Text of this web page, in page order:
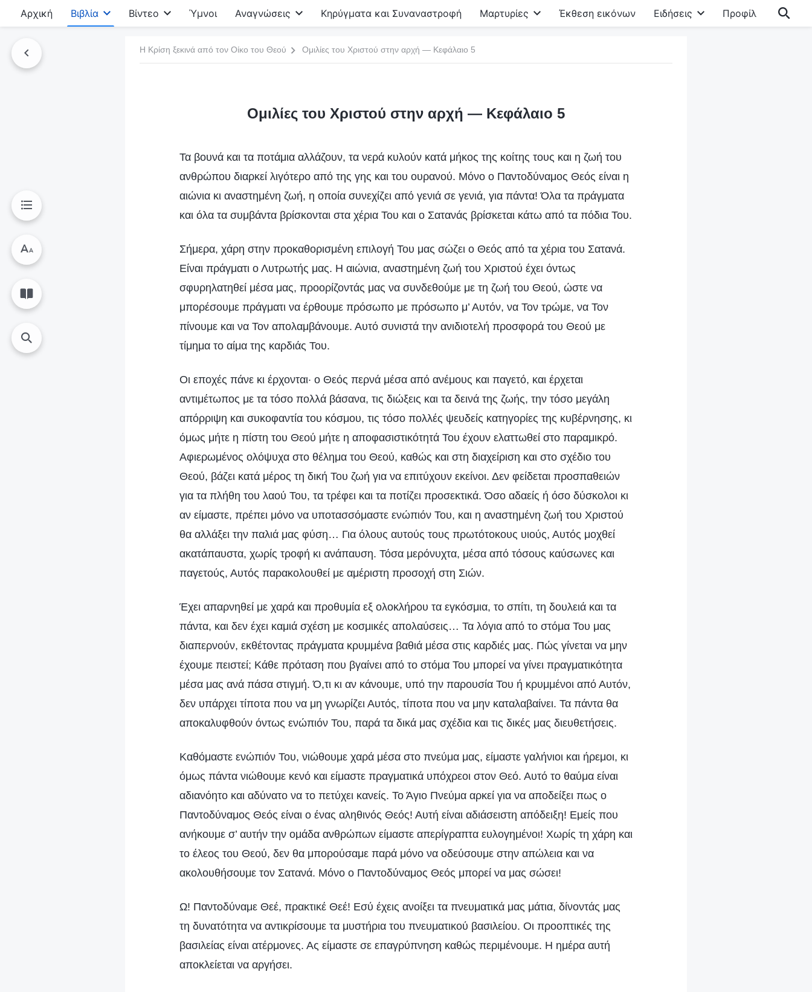
Αρχική Βιβλία Βίντεο Ύμνοι Αναγνώσεις Κηρύγματα και Συναναστροφή Μαρτυρίες Έκθεση εικόνων Ειδήσεις Προφίλ
Η Κρίση ξεκινά από τον Οίκο του Θεού Ομιλίες του Χριστού στην αρχή — Κεφάλαιο 5
Ομιλίες του Χριστού στην αρχή — Κεφάλαιο 5
Τα βουνά και τα ποτάμια αλλάζουν, τα νερά κυλούν κατά μήκος της κοίτης τους και η ζωή του
ανθρώπου διαρκεί λιγότερο από της γης και του ουρανού. Μόνο ο Παντοδύναμος Θεός είναι η
αιώνια κι αναστημένη ζωή, η οποία συνεχίζει από γενιά σε γενιά, για πάντα! Όλα τα πράγματα
και όλα τα συμβάντα βρίσκονται στα χέρια Του και ο Σατανάς βρίσκεται κάτω από τα πόδια Του.
Σήμερα, χάρη στην προκαθορισμένη επιλογή Του μας σώζει ο Θεός από τα χέρια του Σατανά.
Είναι πράγματι ο Λυτρωτής μας. Η αιώνια, αναστημένη ζωή του Χριστού έχει όντως
σφυρηλατηθεί μέσα μας, προορίζοντάς μας να συνδεθούμε με τη ζωή του Θεού, ώστε να
μπορέσουμε πράγματι να έρθουμε πρόσωπο με πρόσωπο μ’ Αυτόν, να Τον τρώμε, να Τον
πίνουμε και να Τον απολαμβάνουμε. Αυτό συνιστά την ανιδιοτελή προσφορά του Θεού με
τίμημα το αίμα της καρδιάς Του.
Οι εποχές πάνε κι έρχονται· ο Θεός περνά μέσα από ανέμους και παγετό, και έρχεται
αντιμέτωπος με τα τόσο πολλά βάσανα, τις διώξεις και τα δεινά της ζωής, την τόσο μεγάλη
απόρριψη και συκοφαντία του κόσμου, τις τόσο πολλές ψευδείς κατηγορίες της κυβέρνησης, κι
όμως μήτε η πίστη του Θεού μήτε η αποφασιστικότητά Του έχουν ελαττωθεί στο παραμικρό.
Αφιερωμένος ολόψυχα στο θέλημα του Θεού, καθώς και στη διαχείριση και στο σχέδιο του
Θεού, βάζει κατά μέρος τη δική Του ζωή για να επιτύχουν εκείνοι. Δεν φείδεται προσπαθειών
για τα πλήθη του λαού Του, τα τρέφει και τα ποτίζει προσεκτικά. Όσο αδαείς ή όσο δύσκολοι κι
αν είμαστε, πρέπει μόνο να υποτασσόμαστε ενώπιόν Του, και η αναστημένη ζωή του Χριστού
θα αλλάξει την παλιά μας φύση… Για όλους αυτούς τους πρωτότοκους υιούς, Αυτός μοχθεί
ακατάπαυστα, χωρίς τροφή κι ανάπαυση. Τόσα μερόνυχτα, μέσα από τόσους καύσωνες και
παγετούς, Αυτός παρακολουθεί με αμέριστη προσοχή στη Σιών.
Έχει απαρνηθεί με χαρά και προθυμία εξ ολοκλήρου τα εγκόσμια, το σπίτι, τη δουλειά και τα
πάντα, και δεν έχει καμιά σχέση με κοσμικές απολαύσεις… Τα λόγια από το στόμα Του μας
διαπερνούν, εκθέτοντας πράγματα κρυμμένα βαθιά μέσα στις καρδιές μας. Πώς γίνεται να μην
έχουμε πειστεί; Κάθε πρόταση που βγαίνει από το στόμα Του μπορεί να γίνει πραγματικότητα
μέσα μας ανά πάσα στιγμή. Ό,τι κι αν κάνουμε, υπό την παρουσία Του ή κρυμμένοι από Αυτόν,
δεν υπάρχει τίποτα που να μη γνωρίζει Αυτός, τίποτα που να μην καταλαβαίνει. Τα πάντα θα
αποκαλυφθούν όντως ενώπιόν Του, παρά τα δικά μας σχέδια και τις δικές μας διευθετήσεις.
Καθόμαστε ενώπιόν Του, νιώθουμε χαρά μέσα στο πνεύμα μας, είμαστε γαλήνιοι και ήρεμοι, κι
όμως πάντα νιώθουμε κενό και είμαστε πραγματικά υπόχρεοι στον Θεό. Αυτό το θαύμα είναι
αδιανόητο και αδύνατο να το πετύχει κανείς. Το Άγιο Πνεύμα αρκεί για να αποδείξει πως ο
Παντοδύναμος Θεός είναι ο ένας αληθινός Θεός! Αυτή είναι αδιάσειστη απόδειξη! Εμείς που
ανήκουμε σ’ αυτήν την ομάδα ανθρώπων είμαστε απερίγραπτα ευλογημένοι! Χωρίς τη χάρη και
το έλεος του Θεού, δεν θα μπορούσαμε παρά μόνο να οδεύσουμε στην απώλεια και να
ακολουθήσουμε τον Σατανά. Μόνο ο Παντοδύναμος Θεός μπορεί να μας σώσει!
Ω! Παντοδύναμε Θεέ, πρακτικέ Θεέ! Εσύ έχεις ανοίξει τα πνευματικά μας μάτια, δίνοντάς μας
τη δυνατότητα να αντικρίσουμε τα μυστήρια του πνευματικού βασιλείου. Οι προοπτικές της
βασιλείας είναι ατέρμονες. Ας είμαστε σε επαγρύπνηση καθώς περιμένουμε. Η ημέρα αυτή
αποκλείεται να αργήσει.